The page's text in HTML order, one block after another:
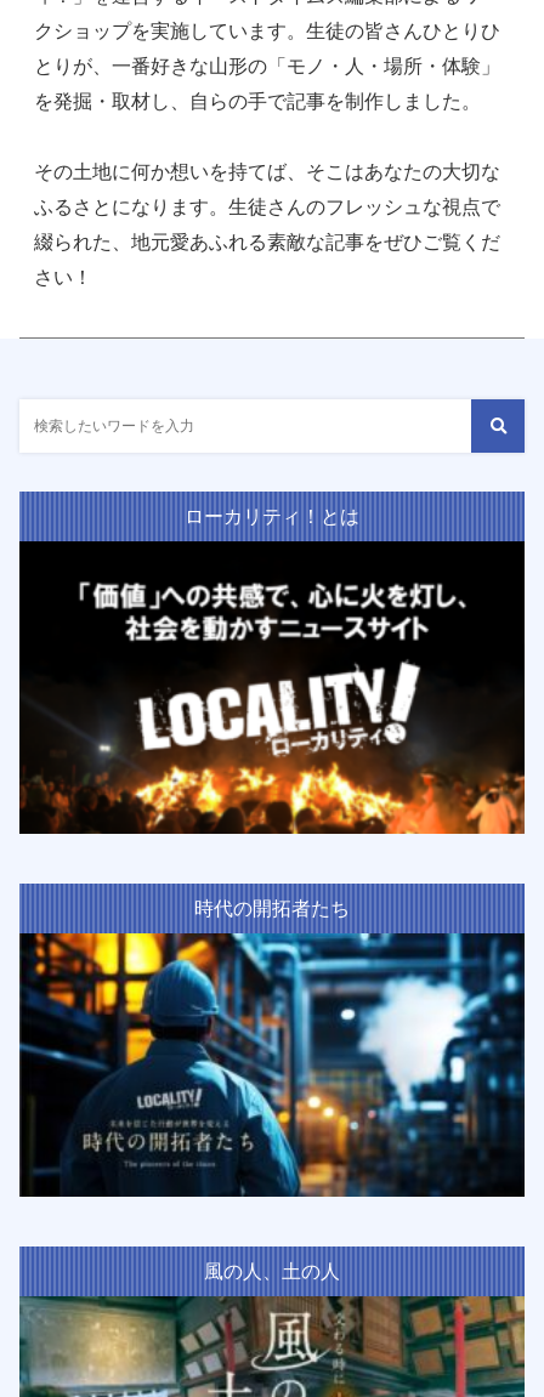
クショップを実施しています。生徒の皆さんひとりひ
とりが、一番好きな山形の「モノ・人・場所・体験」
を発掘・取材し、自らの手で記事を制作しました。
その土地に何か想いを持てば、そこはあなたの大切な
ふるさとになります。生徒さんのフレッシュな視点で
綴られた、地元愛あふれる素敵な記事をぜひご覧くだ
さい！
ローカリティ！とは
時代の開拓者たち
風の人、土の人